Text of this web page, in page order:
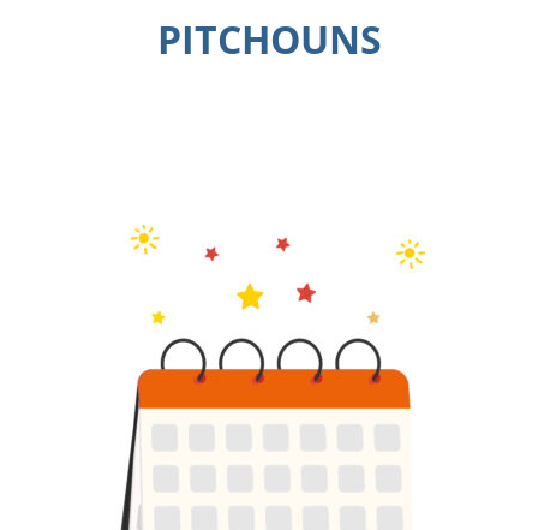
PITCHOUNS